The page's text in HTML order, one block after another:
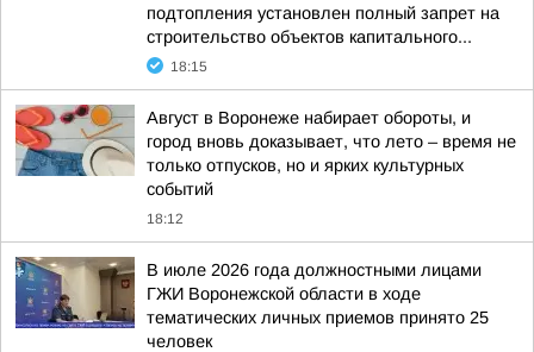
подтопления установлен полный запрет на
строительство объектов капитального...
18:15
Август в Воронеже набирает обороты, и
город вновь доказывает, что лето – время не
только отпусков, но и ярких культурных
событий
18:12
В июле 2026 года должностными лицами
ГЖИ Воронежской области в ходе
тематических личных приемов принято 25
человек